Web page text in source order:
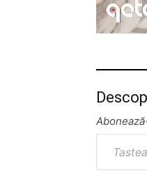
Tastează emailul tău...